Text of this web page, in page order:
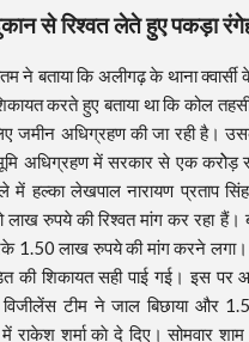
से रिश्वत लेते हुए पकड़ा
ने बताया कि अलीगढ़ के थाना क्वार्सी
करते हुए बताया था कि कोल
जमीन अधिग्रहण की जा रही है।
अधिग्रहण में सरकार से एक
में हल्का लेखपाल नारायण प्रताप
लाख रुपये की रिश्वत मांग कर रहा हैं।
1.50 लाख रुपये की मांग करने लगा।
की शिकायत सही पाई गई। इस पर
विजीलेंस टीम ने जाल बिछाया और
राकेश शर्मा काे दे दिए। सोमवार